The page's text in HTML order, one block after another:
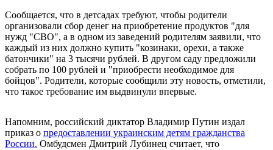
Сообщается, что в детсадах требуют, чтобы родители
организовали сбор денег на приобретение продуктов "для
нужд "СВО", а в одном из заведений родителям заявили, что
каждый из них должно купить "козинаки, орехи, а также
батончики" на 3 тысячи рублей. В другом саду предложили
собрать по 100 рублей и "приобрести необходимое для
бойцов". Родители, которые сообщили эту новость, отметили,
что такое требование им выдвинули впервые.
Напомним, российский диктатор Владимир Путин издал
приказ о предоставлении украинским детям гражданства
России. Омбудсмен Дмитрий Лубинец считает, что